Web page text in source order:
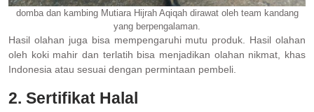
domba dan kambing Mutiara Hijrah Aqiqah dirawat oleh team kandang
yang berpengalaman.
Hasil olahan juga bisa mempengaruhi mutu produk. Hasil olahan
oleh koki mahir dan terlatih bisa menjadikan olahan nikmat, khas
Indonesia atau sesuai dengan permintaan pembeli.
2. Sertifikat Halal